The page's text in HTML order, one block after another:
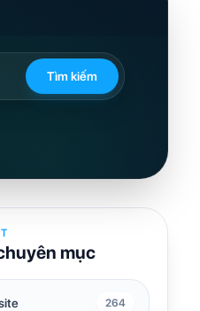
Tìm kiếm
mục
264